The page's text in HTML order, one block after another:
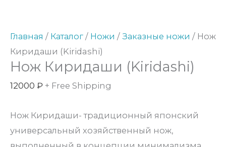
Главная / Каталог / Ножи / Заказные ножи / Нож
Киридаши (Kiridashi)
Нож Киридаши (Kiridashi)
12000 ₽ + Free Shipping
Нож Киридаши- традиционный японский
универсальный хозяйственный нож,
Киридаши
(Kiridashi)